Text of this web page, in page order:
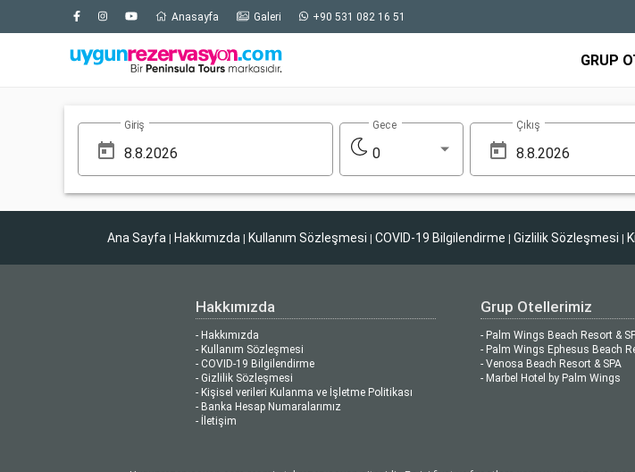
Anasayfa Galeri +90 531 082 16 51
GRUP
Giriş
0
Gece Çıkış
Ana Sayfa | Hakkımızda | Kullanım Sözleşmesi | COVID-19 Bilgilendirme | Gizlilik Sözleşmesi |
Hakkımızda
- Hakkımızda
- Kullanım Sözleşmesi
- COVID-19 Bilgilendirme
- Gizlilik Sözleşmesi
- Kişisel verileri Kulanma ve İşletme Politikası
- Banka Hesap Numaralarımız
- İletişim
Grup Otellerimiz
- Palm Wings Beach Resort &
- Palm Wings Ephesus Beach
- Venosa Beach Resort & SPA
- Marbel Hotel by Palm Wings